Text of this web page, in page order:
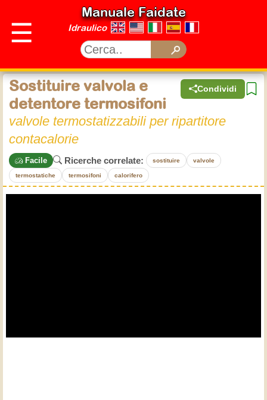
☰
Manuale Faidate
Idraulico
Condividi
Sostituire valvola e
detentore termosifoni
valvole termostatizzabili per ripartitore
contacalorie
Facile Ricerche correlate: sostituire valvole
termostatiche termosifoni calorifero